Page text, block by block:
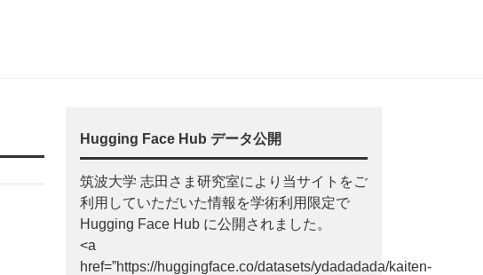
Hugging Face Hub データ公開
筑波大学 志田さま研究室により当サイトをご
利用していただいた情報を学術利用限定で
Hugging Face Hub に公開されました。
<a
href=”https://huggingface.co/datasets/ydadadada/kaiten-